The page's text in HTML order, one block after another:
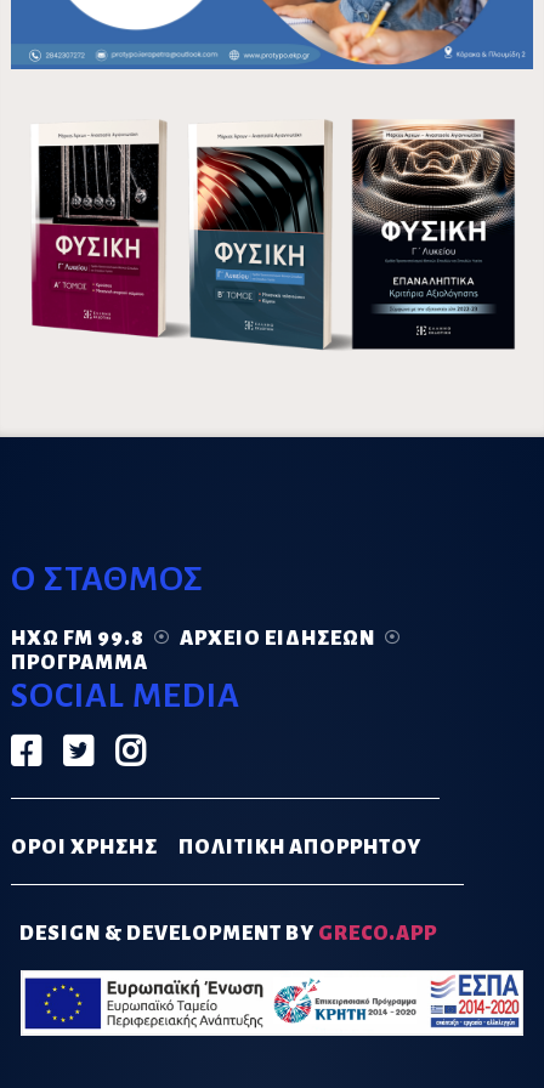
Ο ΣΤΑΘΜΟΣ
ΗΧΏ FM 99.8
ΑΡΧΕΊΟ ΕΙΔΉΣΕΩΝ
ΠΡΌΓΡΑΜΜΑ
SOCIAL MEDIA
ΟΡΟΙ ΧΡΗΣΗΣ ΠΟΛΙΤΙΚΗ ΑΠΟΡΡΗΤΟΥ
DESIGN & DEVELOPMENT BY GRECO.APP